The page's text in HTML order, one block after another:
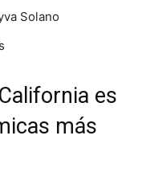
Solano
es
más